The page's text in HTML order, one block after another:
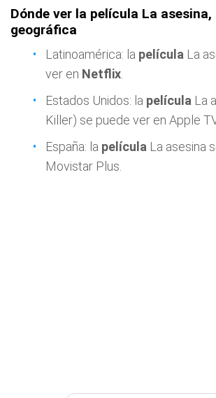
Dónde ver la película La
geográfica
Latinoamérica: la película La
ver en Netflix.
Estados Unidos: la película La
Killer) se puede ver en Apple
España: la película La asesina
Movistar Plus.